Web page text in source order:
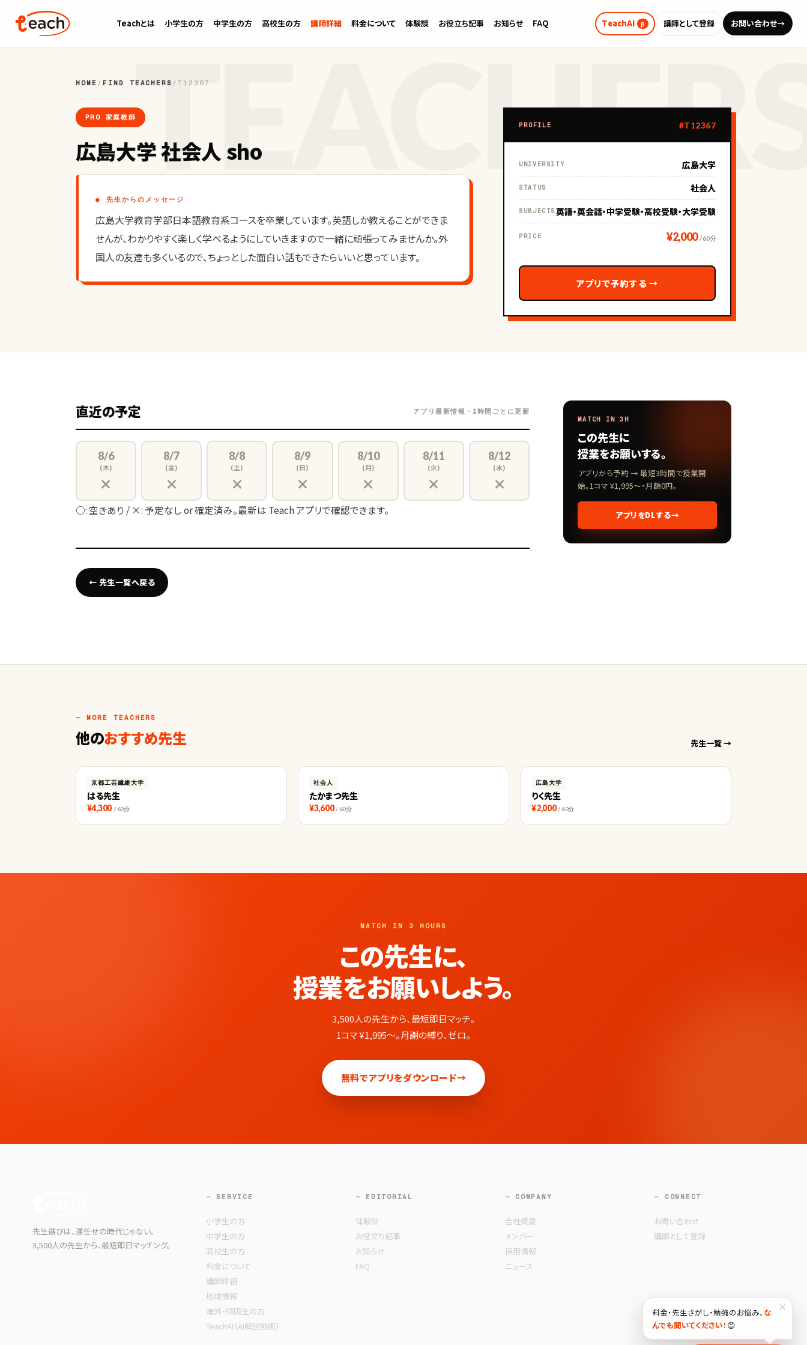
Teachとは 小学生の方 中学生の方 高校生の方 講師詳細 料金について 体験談 お役立ち記事 お知らせ FAQ TeachAI β 講師として登録 お問い合わせ→
HOME / FIND TEACHERS /T12367
PRO 家庭教師
広島大学 社会人 sho
● 先生からのメッセージ
広島大学教育学部日本語教育系コースを卒業しています。英語しか教えることができま
せんが、わかりやすく楽しく学べるようにしていきますので一緒に頑張ってみませんか。外
国人の友達も多くいるので、ちょっとした面白い話もできたらいいと思っています。
PROFILE #T12367
UNIVERSITY 広島大学
STATUS 社会人
SUBJECTS英語・英会話・中学受験・高校受験・大学受験
PRICE ¥2,000 / 60分
アプリで予約する→
直近の予定 アプリ最新情報・1時間ごとに更新
8/6
(木)
×
8/7
(金)
×
8/8
(土)
×
8/9
(日)
×
8/10
(月)
×
8/11
(火)
×
8/12
(水)
×
○: 空きあり / ×: 予定なし or 確定済み。最新は Teach アプリで確認できます。
← 先生一覧へ戻る
MATCH IN 3H
この先生に
授業をお願いする。
アプリから予約 → 最短3時間で授業開
始。1コマ ¥1,995〜・月額0円。
アプリをDLする→
— MORE TEACHERS
他のおすすめ先生 先生一覧 →
京都工芸繊維大学
はる先生
¥4,300 / 60分
社会人
たかまつ先生
¥3,600 / 60分
広島大学
りく先生
¥2,000 / 60分
MATCH IN 3 HOURS
この先生に、
授業をお願いしよう。
3,500人の先生から、最短即日マッチ。
1コマ ¥1,995〜。月謝の縛り、ゼロ。
無料でアプリをダウンロード→
先生選びは、運任せの時代じゃない。
3,500人の先生から、最短即日マッチング。
— SERVICE
小学生の方
中学生の方
高校生の方
料金について
講師詳細
地域情報
海外・帰国生の方
TeachAI（AI解説動画）
— EDITORIAL
体験談
お役立ち記事
お知らせ
FAQ
— COMPANY
会社概要
メンバー
採用情報
ニュース
— CONNECT
お問い合わせ
講師として登録
×
料金・先生さがし・勉強のお悩み、 な
んでも聞いてください！ 😊